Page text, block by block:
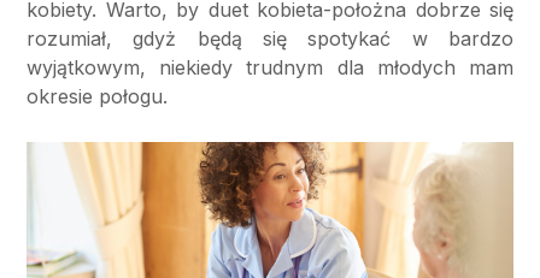
kobiety. Warto, by duet kobieta-położna dobrze się
rozumiał, gdyż będą się spotykać w bardzo
wyjątkowym, niekiedy trudnym dla młodych mam
okresie połogu.